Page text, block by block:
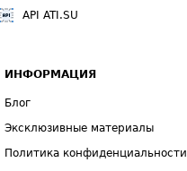
API ATI.SU
ИНФОРМАЦИЯ
Блог
Эксклюзивные материалы
Политика конфиденциальности